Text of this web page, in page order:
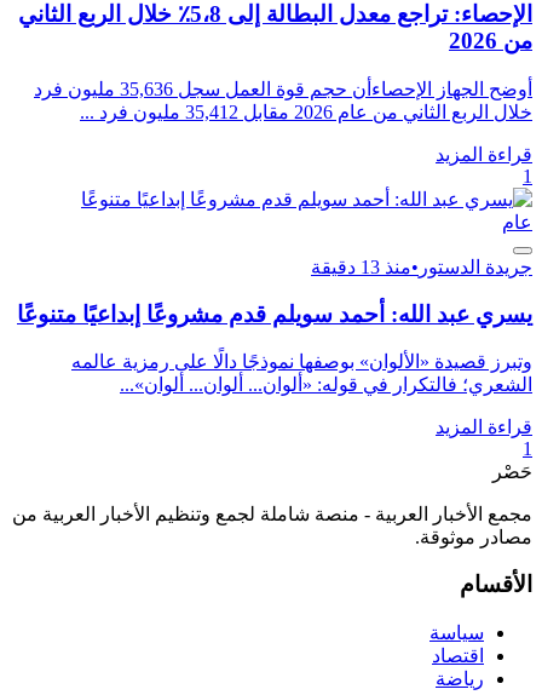
الإحصاء: تراجع معدل البطالة إلى 5،8٪ خلال الربع الثاني
من 2026
أوضح الجهاز الإحصاءأن حجم قوة العمل سجل 35,636 مليون فرد
خلال الربع الثاني من عام 2026 مقابل 35,412 مليون فرد ...
قراءة المزيد
1
عام
جريدة الدستور •منذ 13 دقيقة
يسري عبد الله: أحمد سويلم قدم مشروعًا إبداعيًا متنوعًا
وتبرز قصيدة «الألوان» بوصفها نموذجًا دالًا على رمزية عالمه
الشعري؛ فالتكرار في قوله: «ألوان... ألوان... ألوان»...
قراءة المزيد
1
حَصْر
مجمع الأخبار العربية - منصة شاملة لجمع وتنظيم الأخبار العربية من
مصادر موثوقة.
الأقسام
سياسة
اقتصاد
رياضة